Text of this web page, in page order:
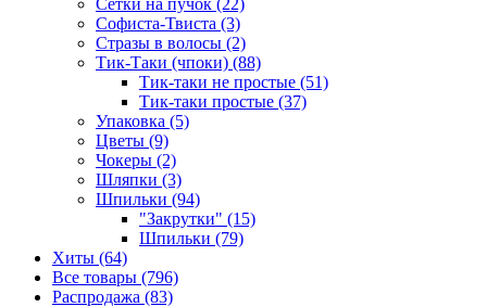
Софиста-Твиста (3)
Стразы в волосы (2)
Тик-Таки (чпоки) (88)
Тик-таки не простые (51)
Тик-таки простые (37)
Упаковка (5)
Цветы (9)
Чокеры (2)
Шляпки (3)
Шпильки (94)
"Закрутки" (15)
Шпильки (79)
Хиты (64)
Все товары (796)
Распродажа (83)